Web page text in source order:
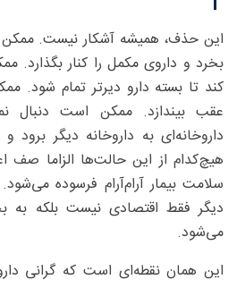
این حذف، همیشه آشکار نیست. ممکن
بخرد و داروی مکمل را کنار
کند تا بسته دارو دیرتر تمام شود.
عقب بیندازد. ممکن است دنبال
داروخانه‌ای به داروخانه دیگر
هیچ‌کدام از این حالت‌ها الزاما صف
سلامت بیمار آرام‌آرام فرسوده
دیگر فقط اقتصادی نیست بلکه به
می‌شود.
این همان نقطه‌ای است که گرانی